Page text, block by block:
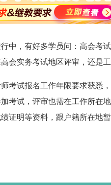
中，有好多学员问：高会考
会实务考试地区评审，还是
考试报名工作年限要求获悉
考试，评审也需在工作所在
证明等资料，跟户籍所在地暂